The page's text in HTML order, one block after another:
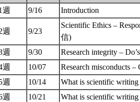
週
9/16 Introduction
週 9/23
Scientific Ethics –
信)
週
9/30
Research integrity –
週
10/07
Research misconducts
週
10/14
What is scientific writing
週
10/21
What is scientific writing